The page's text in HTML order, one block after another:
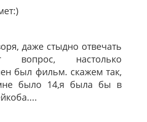
даже стыдно отвечать
вопрос, настолько
был фильм. скажем так,
было 14,я была бы в